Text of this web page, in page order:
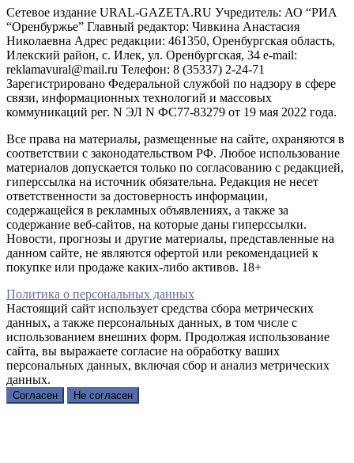
Сетевое издание URAL-GAZETA.RU Учредитель: АО “РИА
“Оренбуржье” Главный редактор: Чивкина Анастасия
Николаевна Адрес редакции: 461350, Оренбургская область,
Илекский район, с. Илек, ул. Оренбургская, 34 e-mail:
reklamavural@mail.ru Телефон: 8 (35337) 2-24-71
Зарегистрировано Федеральной службой по надзору в сфере
связи, информационных технологий и массовых
коммуникаций рег. N ЭЛ N ФС77-83279 от 19 мая 2022 года.
Все права на материалы, размещенные на сайте, охраняются в
соответствии с законодательством РФ. Любое использование
материалов допускается только по согласованию с редакцией,
гиперссылка на источник обязательна. Редакция не несет
ответственности за достоверность информации,
содержащейся в рекламных объявлениях, а также за
содержание веб-сайтов, на которые даны гиперссылки.
Новости, прогнозы и другие материалы, представленные на
данном сайте, не являются офертой или рекомендацией к
покупке или продаже каких-либо активов. 18+
Политика о персональных данных
Настоящий сайт использует средства сбора метрических
данных, а также персональных данных, в том числе с
использованием внешних форм. Продолжая использование
сайта, вы выражаете согласие на обработку ваших
персональных данных, включая сбор и анализ метрических
данных.
Согласен Не согласен